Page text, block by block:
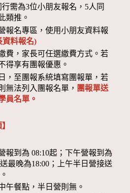
需為3位小朋友報名，5人同
類推。
報名專區，使用小朋友資料報
資料報名)
費，家長可任選繳費方式。若
得享有團報優惠。
，至團報系統填寫團報單，若
無法列入團報名單， 團報單送
員名單。
報到為 08:10起；下午營報到為
最晚為18:00；上午半日營接送
午餐點，半日營則無。